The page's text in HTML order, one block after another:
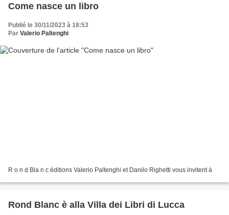
Come nasce un libro
Publié le 30/11/2023 à 18:53
Par Valerio Paltenghi
R o n d Bla n c éditions Valerio Paltenghi et Danilo Righetti vous invitent à
Rond Blanc è alla Villa dei Libri di Lucca